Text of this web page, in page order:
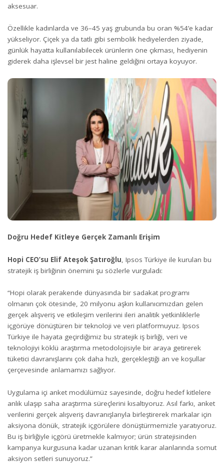
aksesuar.
Özellikle kadınlarda ve 36–45 yaş grubunda bu oran %54’e kadar
yükseliyor. Çiçek ya da tatlı gibi sembolik hediyelerden ziyade,
günlük hayatta kullanılabilecek ürünlerin öne çıkması, hediyenin
giderek daha işlevsel bir jest haline geldiğini ortaya koyuyor.
Doğru Hedef Kitleye Gerçek Zamanlı Erişim
Hopi CEO’su Elif Ateşok Şatıroğlu, Ipsos Türkiye ile kurulan bu
stratejik iş birliğinin önemini şu sözlerle vurguladı:
“Hopi olarak perakende dünyasında bir sadakat programı
olmanın çok ötesinde, 20 milyonu aşkın kullanıcımızdan gelen
gerçek alışveriş ve etkileşim verilerini ileri analitik yetkinliklerle
içgörüye dönüştüren bir teknoloji ve veri platformuyuz. Ipsos
Türkiye ile hayata geçirdiğimiz bu stratejik iş birliği, veri ve
teknolojiyi köklü araştırma metodolojisiyle bir araya getirerek
tüketici davranışlarını çok daha hızlı, gerçekleştiği an ve koşullar
çerçevesinde anlamamızı sağlıyor.
Uygulama içi anket modülümüz sayesinde, doğru hedef kitlelere
anlık ulaşıp saha araştırma süreçlerini kısaltıyoruz. Asıl farkı, anket
verilerini gerçek alışveriş davranışlarıyla birleştirerek markalar için
aksiyona dönük, stratejik içgörülere dönüştürmemizle yaratıyoruz.
Bu iş birliğiyle içgörü üretmekle kalmıyor; ürün stratejisinden
kampanya kurgusuna kadar uzanan kritik karar alanlarında somut
aksiyon setleri sunuyoruz.”